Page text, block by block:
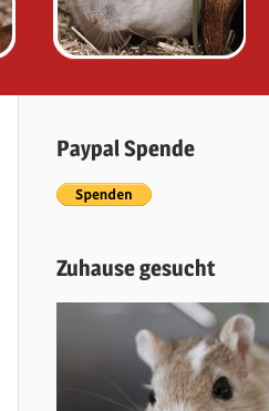
Paypal Spende
Zuhause gesucht